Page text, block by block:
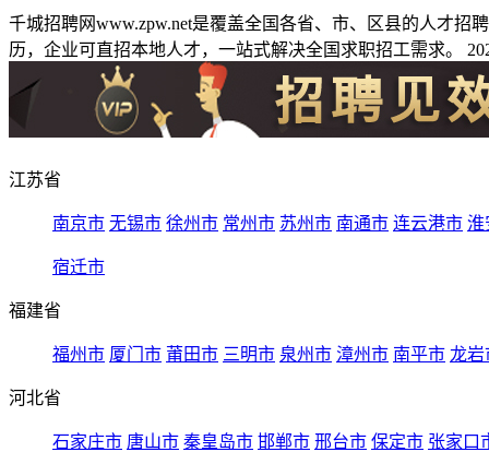
千城招聘网www.zpw.net是覆盖全国各省、市、区县的人才
历，企业可直招本地人才，一站式解决全国求职招工需求。
江苏省
南京市 无锡市 徐州市 常州市 苏州市 南通市 连云港市 淮
宿迁市
福建省
福州市 厦门市 莆田市 三明市 泉州市 漳州市 南平市 龙岩
河北省
石家庄市 唐山市 秦皇岛市 邯郸市 邢台市 保定市 张家口